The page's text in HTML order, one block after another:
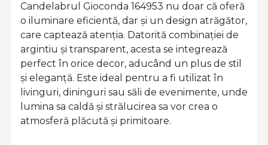
Candelabrul Gioconda 164953 nu doar că oferă
o iluminare eficientă, dar și un design atrăgător,
care captează atenția. Datorită combinației de
argintiu și transparent, acesta se integrează
perfect în orice decor, aducând un plus de stil
și eleganță. Este ideal pentru a fi utilizat în
livinguri, dininguri sau săli de evenimente, unde
lumina sa caldă și strălucirea sa vor crea o
atmosferă plăcută și primitoare.